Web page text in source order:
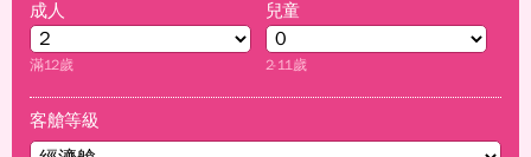
成人
滿12歲
兒童
2-11歲
客艙等級